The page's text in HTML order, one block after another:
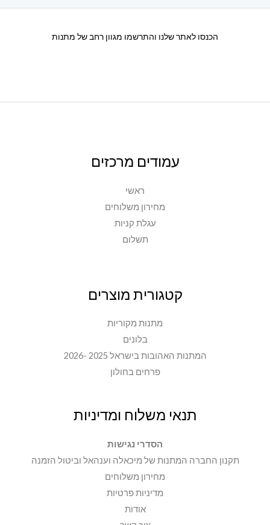
הכנסו לאתר שלנו והתרשמו מגוון רחב של מתנות
עמודים מרכזים
ראשי
מחירון משלוחים
עגלת קניות
תשלום
קטגורית מוצרים
מתנות מקוריות
בלונים
המתנות האהובות בישראל 2025 -2026
פרחים בחולון
תנאי משלוח ומדיניות
הסדרי נגישות
תקנון החברה המתנות של מיכאלה וענהאל וביטול הזמנה
מחירון משלוחים
מדיניות פרטיות
אודות